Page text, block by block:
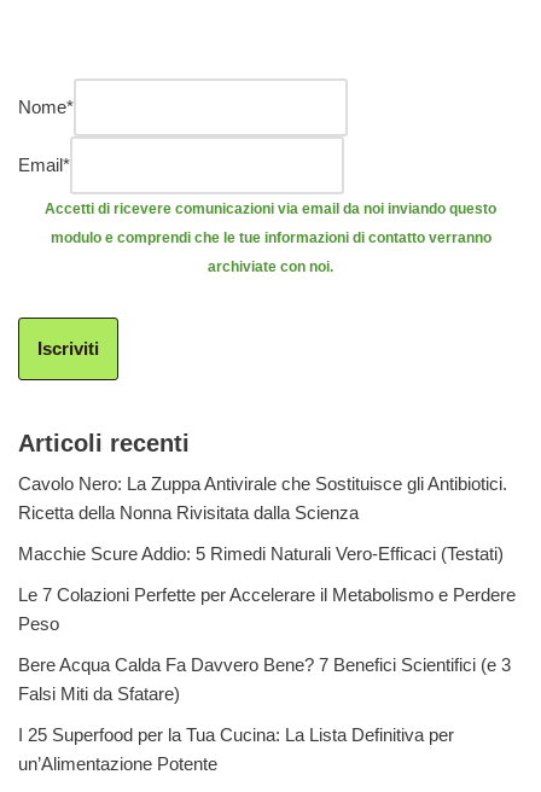
Nome*
Email*
Accetti di ricevere comunicazioni via email da noi inviando questo
modulo e comprendi che le tue informazioni di contatto verranno
archiviate con noi.
Iscriviti
Articoli recenti
Cavolo Nero: La Zuppa Antivirale che Sostituisce gli Antibiotici.
Ricetta della Nonna Rivisitata dalla Scienza
Macchie Scure Addio: 5 Rimedi Naturali Vero-Efficaci (Testati)
Le 7 Colazioni Perfette per Accelerare il Metabolismo e Perdere
Peso
Bere Acqua Calda Fa Davvero Bene? 7 Benefici Scientifici (e 3
Falsi Miti da Sfatare)
I 25 Superfood per la Tua Cucina: La Lista Definitiva per
un’Alimentazione Potente